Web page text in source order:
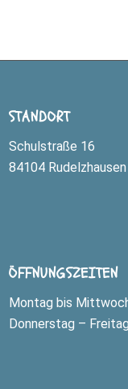
STANDORT
Schulstraße 16
84104 Rudelzhausen
ÖFFNUNGSZEITEN
Montag bis
Donnerstag –